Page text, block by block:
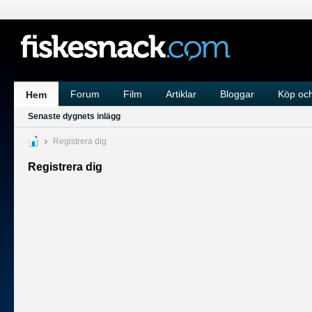
Hem Forum Film Artiklar Bloggar Köp
Senaste dygnets inlägg
Registrera dig
Registrera dig